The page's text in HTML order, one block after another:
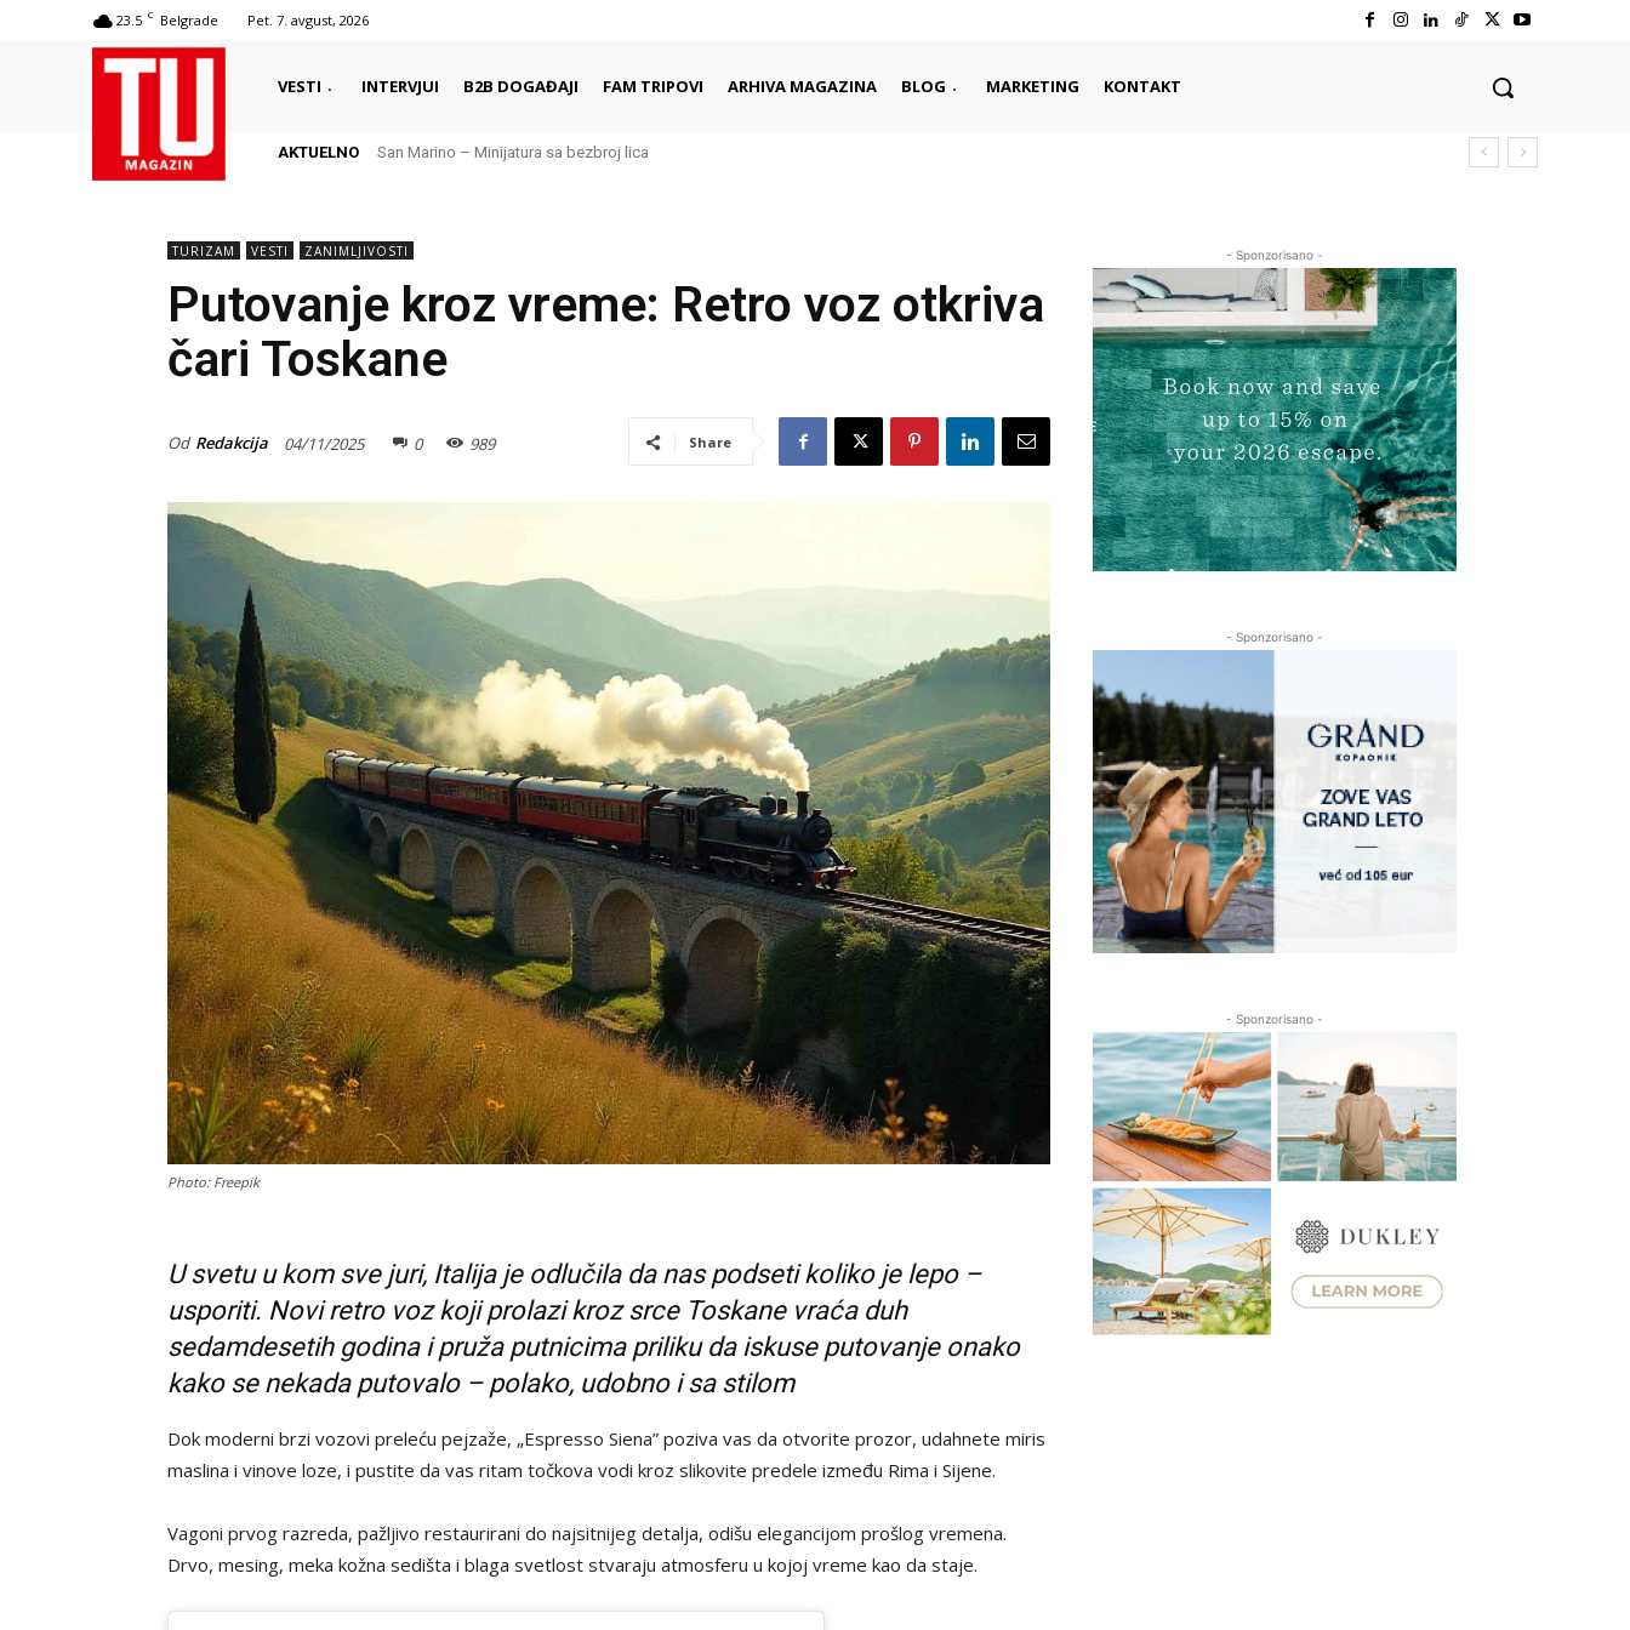
23.5 C Belgrade Pet. 7. avgust, 2026
VESTI INTERVJUI B2B DOGAĐAJI FAM TRIPOVI ARHIVA MAGAZINA BLOG MARKETING KONTAKT
AKTUELNO San Marino – Minijatura sa bezbroj lica
TURIZAM VESTI ZANIMLJIVOSTI
Putovanje kroz vreme: Retro voz otkriva
čari Toskane
Od Redakcija 04/11/2025 0 989 Share
Photo: Freepik
U svetu u kom sve juri, Italija je odlučila da nas podseti koliko je lepo –
usporiti. Novi retro voz koji prolazi kroz srce Toskane vraća duh
sedamdesetih godina i pruža putnicima priliku da iskuse putovanje onako
kako se nekada putovalo – polako, udobno i sa stilom
Dok moderni brzi vozovi preleću pejzaže, „Espresso Siena” poziva vas da otvorite prozor, udahnete miris
maslina i vinove loze, i pustite da vas ritam točkova vodi kroz slikovite predele između Rima i Sijene.
Vagoni prvog razreda, pažljivo restaurirani do najsitnijeg detalja, odišu elegancijom prošlog vremena.
Drvo, mesing, meka kožna sedišta i blaga svetlost stvaraju atmosferu u kojoj vreme kao da staje.
- Sponzorisano -
- Sponzorisano -
- Sponzorisano -